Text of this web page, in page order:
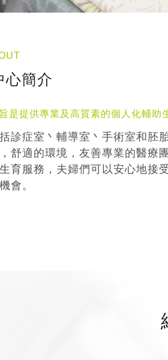
心簡介
是提供專業及高質素的個人化輔助
診症室丶輔導室丶手術室和胚
舒適的環境，友善專業的醫療
育服務，夫婦們可以安心地接
會。